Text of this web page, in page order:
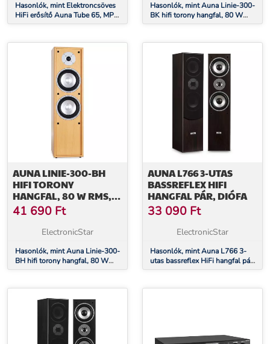
Hasonlók, mint Elektroncsöves
HiFi erősítő Auna Tube 65, MP3,
USB, 600 W
Hasonlók, mint Auna Linie-300-
BK hifi torony hangfal, 80 W
RMS, fekete
AUNA LINIE-300-BH
HIFI TORONY
HANGFAL, 80 W RMS,
TÖLGYFA
41 690 Ft
ElectronicStar
Hasonlók, mint Auna Linie-300-
BH hifi torony hangfal, 80 W
RMS, tölgyfa
AUNA L766 3-UTAS
BASSREFLEX HIFI
HANGFAL PÁR, DIÓFA
33 090 Ft
ElectronicStar
Hasonlók, mint Auna L766 3-
utas bassreflex HiFi hangfal pár,
diófa